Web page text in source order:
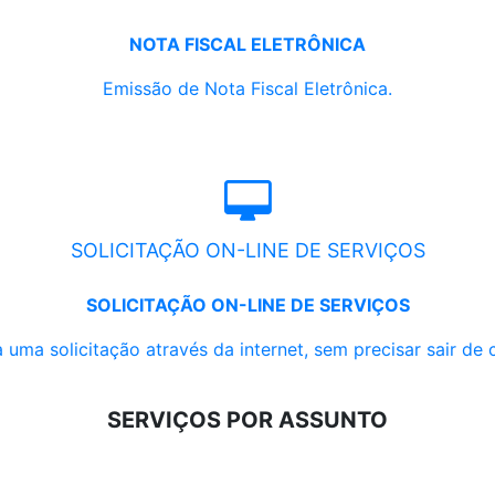
NOTA FISCAL ELETRÔNICA
Emissão de Nota Fiscal Eletrônica.
SOLICITAÇÃO ON-LINE DE SERVIÇOS
SOLICITAÇÃO ON-LINE DE SERVIÇOS
uma solicitação através da internet, sem precisar sair de
SERVIÇOS POR ASSUNTO